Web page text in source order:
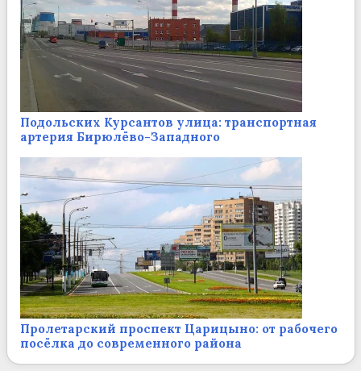
Подольских Курсантов улица: транспортная
артерия Бирюлёво-Западного
Пролетарский проспект Царицыно: от рабочего
посёлка до современного района